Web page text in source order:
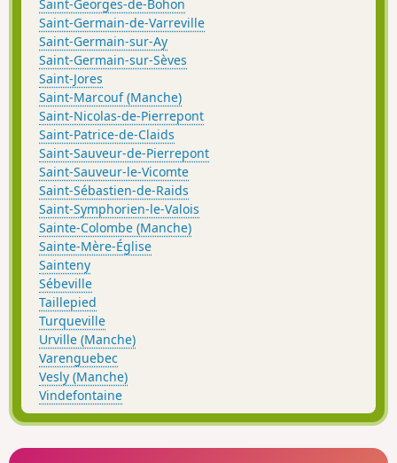
Saint-Georges-de-Bohon
Saint-Germain-de-Varreville
Saint-Germain-sur-Ay
Saint-Germain-sur-Sèves
Saint-Jores
Saint-Marcouf (Manche)
Saint-Nicolas-de-Pierrepont
Saint-Patrice-de-Claids
Saint-Sauveur-de-Pierrepont
Saint-Sauveur-le-Vicomte
Saint-Sébastien-de-Raids
Saint-Symphorien-le-Valois
Sainte-Colombe (Manche)
Sainte-Mère-Église
Sainteny
Sébeville
Taillepied
Turqueville
Urville (Manche)
Varenguebec
Vesly (Manche)
Vindefontaine